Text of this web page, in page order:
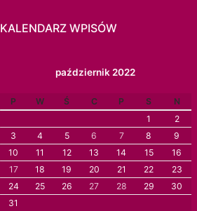
KALENDARZ WPISÓW
październik 2022
P W Ś C P S
N
1
2
3
4 5 6 7 8
9
10
11 12 13 14 15
16
17
18 19 20 21 22
23
24
25 26 27 28 29
30
31